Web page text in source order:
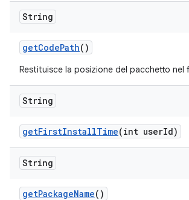
String
getCodePath()
Restituisce la posizione del pacchetto nel
String
getFirstInstallTime(int userId)
String
getPackageName()